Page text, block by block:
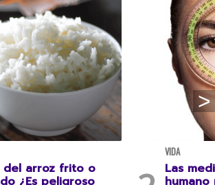
del arroz frito o
¿Es peligroso
VIDA
Las